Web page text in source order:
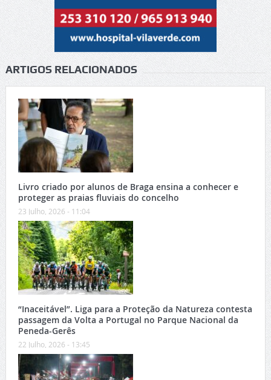
ARTIGOS RELACIONADOS
Livro criado por alunos de Braga ensina a conhecer e
proteger as praias fluviais do concelho
23 Julho, 2026 - 11:04
“Inaceitável”. Liga para a Proteção da Natureza contesta
passagem da Volta a Portugal no Parque Nacional da
Peneda-Gerês
22 Julho, 2026 - 13:45